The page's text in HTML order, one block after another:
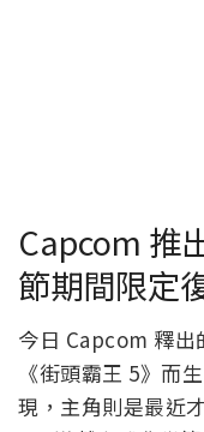
Capcom 推
節期間限定
今日 Capcom 釋出
《街頭霸王 5》而
現，主角則是最近